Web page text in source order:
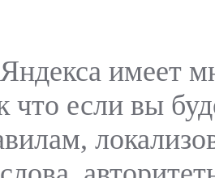
имеет
что если вы